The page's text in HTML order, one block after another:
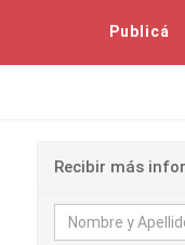
Publicá
Recibir más